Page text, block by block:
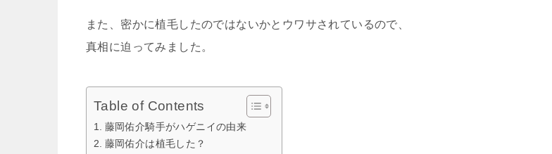
また、密かに植毛したのではないかとウワサされているので、
真相に迫ってみました。
Table of Contents
藤岡佑介騎手がハゲニイの由来
藤岡佑介は植毛した？